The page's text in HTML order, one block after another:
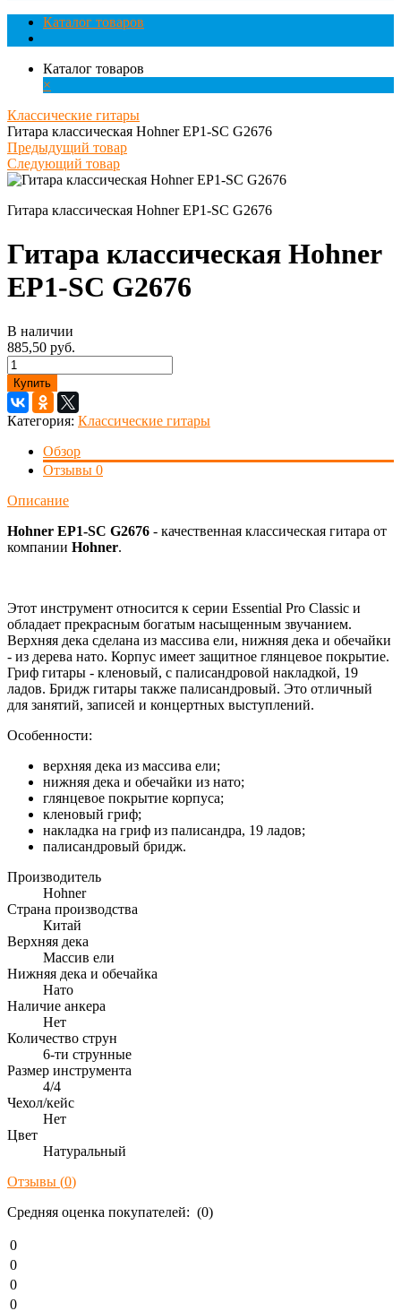
Каталог товаров
Каталог товаров
×
Классические гитары
Гитара классическая Hohner EP1-SC G2676
Предыдущий товар
Следующий товар
Гитара классическая Hohner EP1-SC G2676
Гитара классическая Hohner
EP1-SC G2676
В наличии
885,50 руб.
Купить
Категория: Классические гитары
Обзор
Отзывы 0
Описание
Hohner EP1-SC G2676 - качественная классическая гитара от
компании Hohner.
Этот инструмент относится к серии Essential Pro Classic и
обладает прекрасным богатым насыщенным звучанием.
Верхняя дека сделана из массива ели, нижняя дека и обечайки
- из дерева нато. Корпус имеет защитное глянцевое покрытие.
Гриф гитары - кленовый, с палисандровой накладкой, 19
ладов. Бридж гитары также палисандровый. Это отличный
для занятий, записей и концертных выступлений.
Особенности:
верхняя дека из массива ели;
нижняя дека и обечайки из нато;
глянцевое покрытие корпуса;
кленовый гриф;
накладка на гриф из палисандра, 19 ладов;
палисандровый бридж.
Производитель
Hohner
Страна производства
Китай
Верхняя дека
Массив ели
Нижняя дека и обечайка
Нато
Наличие анкера
Нет
Количество струн
6-ти струнные
Размер инструмента
4/4
Чехол/кейс
Нет
Цвет
Натуральный
Отзывы (0)
Средняя оценка покупателей: (0)
0
0
0
0